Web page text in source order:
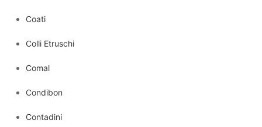
Coati
Colli Etruschi
Comal
Condibon
Contadini